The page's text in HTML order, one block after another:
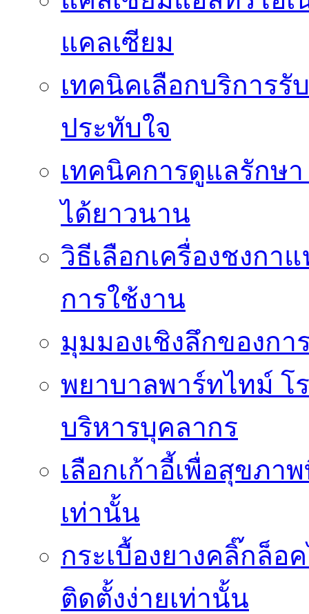
แคลเซียม
เทคนิคเลือกบริการรั
ประทับใจ
เทคนิคการดูแลรักษา
ได้ยาวนาน
วิธีเลือกเครื่องชงกา
การใช้งาน
มุมมองเชิงลึกของก
พยาบาลพาร์ทไทม์ โ
บริหารบุคลากร
เลือกเก้าอี้เพื่อสุขภา
เท่านั้น
กระเบื้องยางคลิ๊กล็อ
ติดตั้งง่ายเท่านั้น